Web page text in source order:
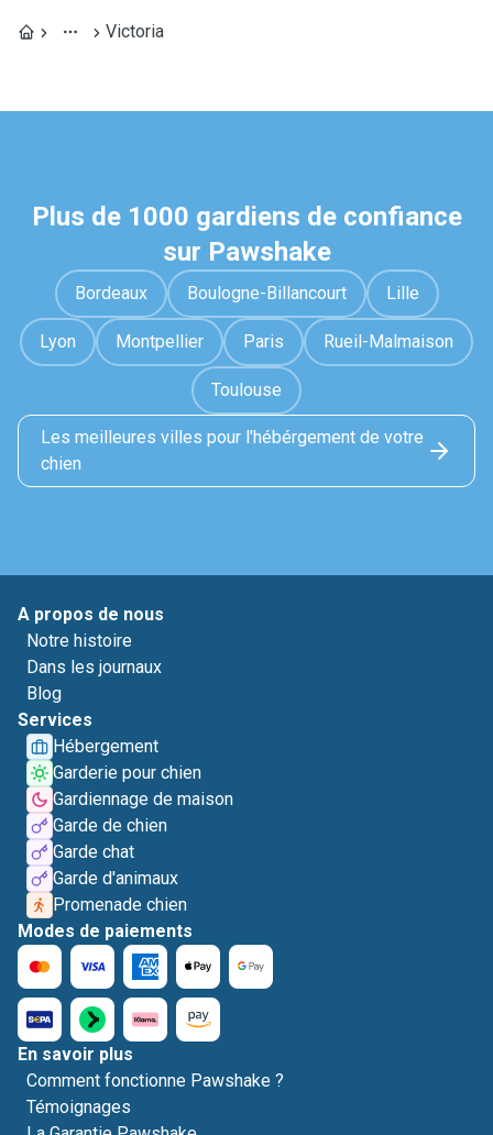
Victoria
Plus de 1000 gardiens de confiance
sur Pawshake
Bordeaux Boulogne-Billancourt Lille
Lyon Montpellier Paris Rueil-Malmaison
Toulouse
Les meilleures villes pour l'hébérgement de votre
chien
A propos de nous
Notre histoire
Dans les journaux
Blog
Services
Hébergement
Garderie pour chien
Gardiennage de maison
Garde de chien
Garde chat
Garde d'animaux
Promenade chien
Modes de paiements
En savoir plus
Comment fonctionne Pawshake ?
Témoignages